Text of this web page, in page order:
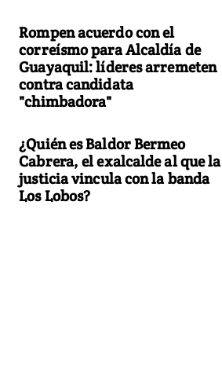
Rompen acuerdo con el
correísmo para Alcaldía de
Guayaquil: líderes arremeten
contra candidata
"chimbadora"
¿Quién es Baldor Bermeo
Cabrera, el exalcalde al que la
justicia vincula con la banda
Los Lobos?